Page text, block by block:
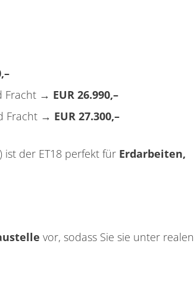
Fracht → EUR 26.990,–
Fracht → EUR 27.300,–
ist der ET18 perfekt für Erdarbeiten,
vor, sodass Sie sie unter realen